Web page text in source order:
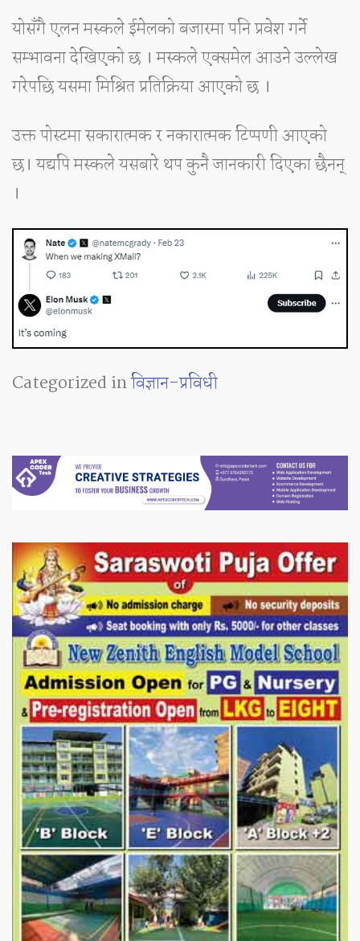
योसँगै एलन मस्कले ईमेलको बजारमा पनि प्रवेश गर्ने
सम्भावना देखिएको छ । मस्कले एक्समेल आउने उल्लेख
गरेपछि यसमा मिश्रित प्रतिक्रिया आएको छ ।
उक्त पोस्टमा सकारात्मक र नकारात्मक टिप्पणी आएको
छ। यद्यपि मस्कले यसबारे थप कुनै जानकारी दिएका छैनन्
।
Categorized inविज्ञान-प्रविधी